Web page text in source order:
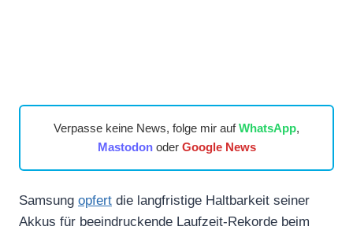
Verpasse keine News, folge mir aufWhatsApp,
Mastodonoder Google News
Samsung opfert die langfristige Haltbarkeit seiner
Akkus für beeindruckende Laufzeit-Rekorde beim